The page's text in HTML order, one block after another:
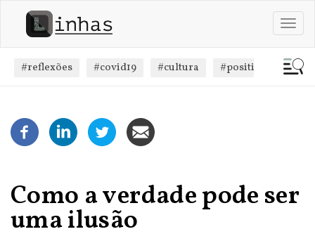
conteúdo
principal
#reflexões #covid19 #cultura #positivismo
Como a verdade pode ser
uma ilusão